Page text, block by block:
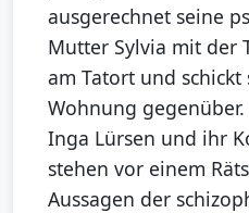
ausgerechnet seine
Mutter Sylvia mit der
am Tatort und schickt
Wohnung
Inga Lürsen und ihr
stehen vor einem
Aussagen der